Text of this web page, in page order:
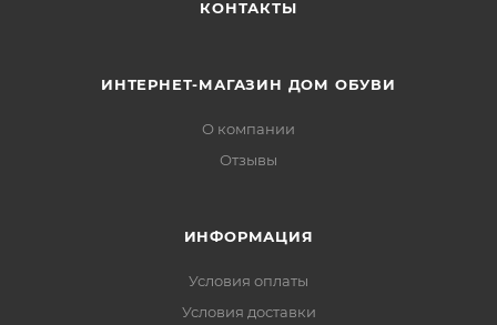
КОНТАКТЫ
ИНТЕРНЕТ-МАГАЗИН ДОМ ОБУВИ
О компании
Отзывы
ИНФОРМАЦИЯ
Условия оплаты
Условия доставки